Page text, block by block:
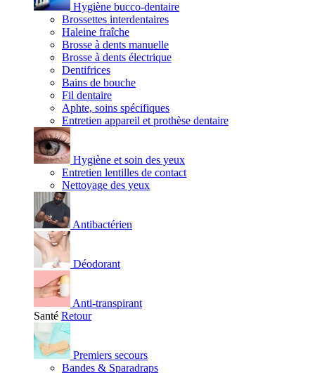
Hygiène bucco-dentaire
Brossettes interdentaires
Haleine fraîche
Brosse à dents manuelle
Brosse à dents électrique
Dentifrices
Bains de bouche
Fil dentaire
Aphte, soins spécifiques
Entretien appareil et prothèse dentaire
Hygiène et soin des yeux
Entretien lentilles de contact
Nettoyage des yeux
Antibactérien
Déodorant
Anti-transpirant
Santé Retour
Premiers secours
Bandes & Sparadraps